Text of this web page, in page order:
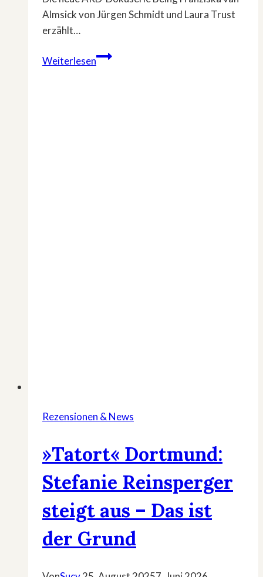
Almsick von Jürgen Schmidt und Laura Trust
erzählt…
Weiterlesen3-
Rezensionen & News
»Tatort« Dortmund:
Stefanie Reinsperger
steigt aus – Das ist
der Grund